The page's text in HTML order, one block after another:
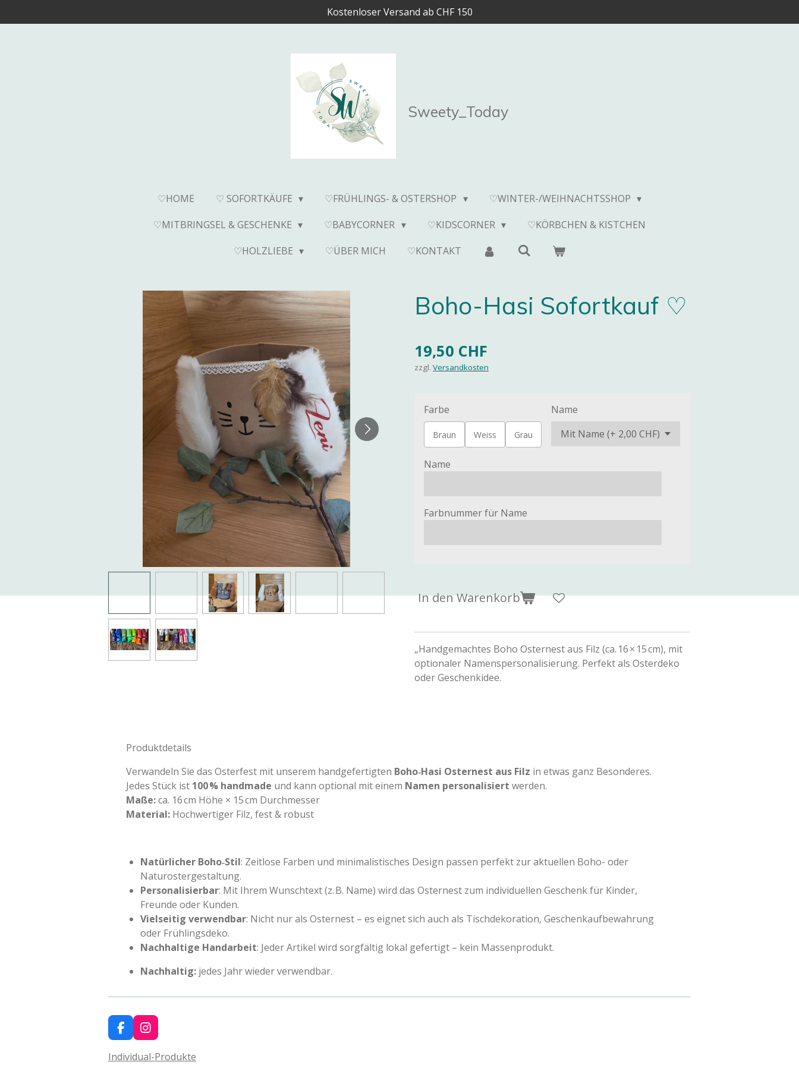
Hauptinhalt
Kostenloser Versand ab CHF 150
Sweety_Today
♡HOME ♡ SOFORTKÄUFE ♡FRÜHLINGS- & OSTERSHOP
♡WINTER-/WEIHNACHTSSHOP
♡MITBRINGSEL & GESCHENKE
♡BABYCORNER ♡KIDSCORNER
♡KÖRBCHEN & KISTCHEN
♡HOLZLIEBE
♡ÜBER MICH ♡KONTAKT
Boho-Hasi Sofortkauf ♡
19,50 CHF
zzgl. Versandkosten
Farbe
Braun Weiss Grau
Name
Name
Farbnummer für Name
In den Warenkorb
„Handgemachtes Boho Osternest aus Filz (ca. 16 × 15 cm), mit
optionaler Namenspersonalisierung. Perfekt als Osterdeko
oder Geschenkidee.
Produktdetails
Verwandeln Sie das Osterfest mit unserem handgefertigten Boho‑Hasi Osternest aus Filz in etwas ganz Besonderes.
Jedes Stück ist 100 % handmade und kann optional mit einem Namen personalisiert werden.
Maße:ca. 16 cm Höhe × 15 cm Durchmesser
Material: Hochwertiger Filz, fest & robust
Natürlicher Boho‑Stil: Zeitlose Farben und minimalistisches Design passen perfekt zur aktuellen Boho- oder
Naturostergestaltung.
Personalisierbar: Mit Ihrem Wunschtext (z. B. Name) wird das Osternest zum individuellen Geschenk für Kinder,
Freunde oder Kunden.
Vielseitig verwendbar: Nicht nur als Osternest – es eignet sich auch als Tischdekoration, Geschenkaufbewahrung
oder Frühlingsdeko.
Nachhaltige Handarbeit: Jeder Artikel wird sorgfältig lokal gefertigt – kein Massenprodukt.
Nachhaltig: jedes Jahr wieder verwendbar.
F
a
c
I
n
s
Individual-Produkte